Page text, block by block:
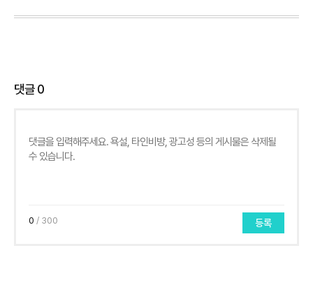
댓글0
0 / 300 등록